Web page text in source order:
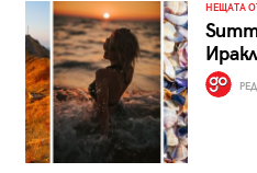
НЕЩАТА